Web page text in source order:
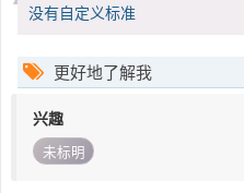
没有自定义标准
更好地了解我
兴趣
未标明